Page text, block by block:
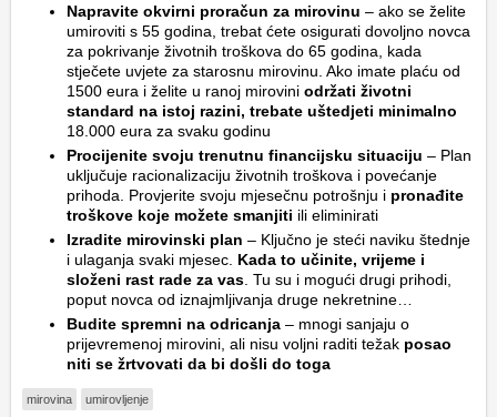
Napravite okvirni proračun za mirovinu – ako se želite
umiroviti s 55 godina, trebat ćete osigurati dovoljno novca
za pokrivanje životnih troškova do 65 godina, kada
stječete uvjete za starosnu mirovinu. Ako imate plaću od
1500 eura i želite u ranoj mirovini održati životni
standard na istoj razini, trebate uštedjeti minimalno
18.000 eura za svaku godinu
Procijenite svoju trenutnu financijsku situaciju – Plan
uključuje racionalizaciju životnih troškova i povećanje
prihoda. Provjerite svoju mjesečnu potrošnju i pronađite
troškove koje možete smanjiti ili eliminirati
Izradite mirovinski plan – Ključno je steći naviku štednje
i ulaganja svaki mjesec. Kada to učinite, vrijeme i
složeni rast rade za vas . Tu su i mogući drugi prihodi,
poput novca od iznajmljivanja druge nekretnine…
Budite spremni na odricanja – mnogi sanjaju o
prijevremenoj mirovini, ali nisu voljni raditi težak posao
niti se žrtvovati da bi došli do toga
mirovina umirovljenje